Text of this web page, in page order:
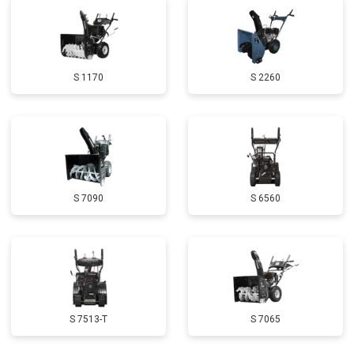
Замена глушителя от 3000 ₽ Заказать
Замена маховика от 3050 ₽
Ремонт электропроводки от 3150 ₽ Заказать
Полное ТО от 4900 ₽
Ремонт привода от 3250 ₽
Замена свечей зажигания от 1820 ₽ Заказать
Демонтаж-монтаж двигателя от 6400 ₽
Ремонт сцепления от 3800 ₽ Заказать
S 1170 S 2260
S 7090 S 6560
S 7513-T S 7065